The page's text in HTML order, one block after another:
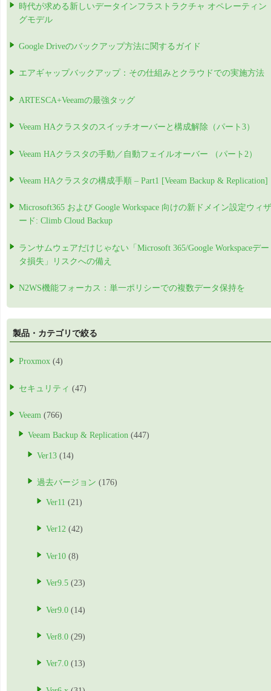
時代が求める新しいデータインフラストラクチャ オペレーティン
グモデル
Google Driveのバックアップ方法に関するガイド
エアギャップバックアップ：その仕組みとクラウドでの実施方法
ARTESCA+Veeamの最強タッグ
Veeam HAクラスタのスイッチオーバーと構成解除（パート3）
Veeam HAクラスタの手動／自動フェイルオーバー （パート2）
Veeam HAクラスタの構成手順 – Part1 [Veeam Backup & Replication]
Microsoft365 および Google Workspace 向けの新ドメイン設定ウィザ
ード: Climb Cloud Backup
ランサムウェアだけじゃない「Microsoft 365/Google Workspaceデー
タ損失」リスクへの備え
N2WS機能フォーカス：単一ポリシーでの複数データ保持を
製品・カテゴリで絞る
Proxmox (4)
セキュリティ (47)
Veeam (766)
Veeam Backup & Replication (447)
Ver13 (14)
過去バージョン (176)
Ver11 (21)
Ver12 (42)
Ver10 (8)
Ver9.5 (23)
Ver9.0 (14)
Ver8.0 (29)
Ver7.0 (13)